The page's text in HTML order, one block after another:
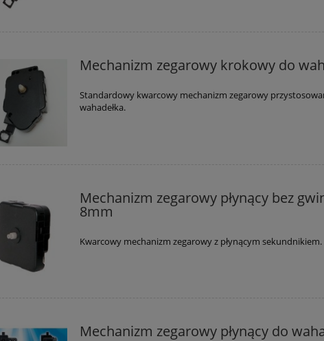
Mechanizm zegarowy krokowy do
Standardowy kwarcowy mechanizm zegarowy
wahadełka.
Mechanizm zegarowy płynący bez
8mm
Kwarcowy mechanizm zegarowy z płynącym sekundnikiem.
Mechanizm zegarowy płynący do